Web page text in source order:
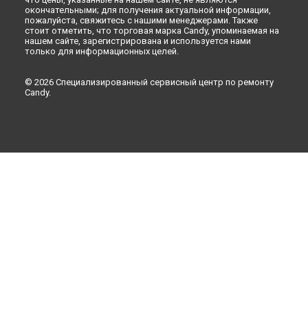
окончательными; для получения актуальной информации,
пожалуйста, свяжитесь с нашими менеджерами. Также
стоит отметить, что торговая марка Candy, упоминаемая на
нашем сайте, зарегистрирована и используется нами
только для информационных целей.
© 2026 Специализированный сервисный центр по ремонту
Candy.